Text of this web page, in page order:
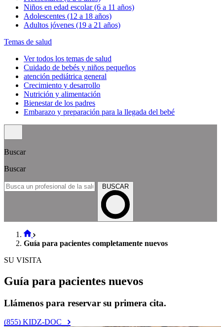
Niños en edad escolar (6 a 11 años)
Adolescentes (12 a 18 años)
Adultos jóvenes (19 a 21 años)
Temas de salud
Ver todos los temas de salud
Cuidado de bebés y niños pequeños
atención pediátrica general
Crecimiento y desarrollo
Nutrición y alimentación
Bienestar de los padres
Embarazo y preparación para la llegada del bebé
Buscar
Buscar
BUSCAR
Guía para pacientes completamente nuevos
SU VISITA
Guía para pacientes nuevos
Llámenos para reservar su primera cita.
(855) KIDZ-DOC